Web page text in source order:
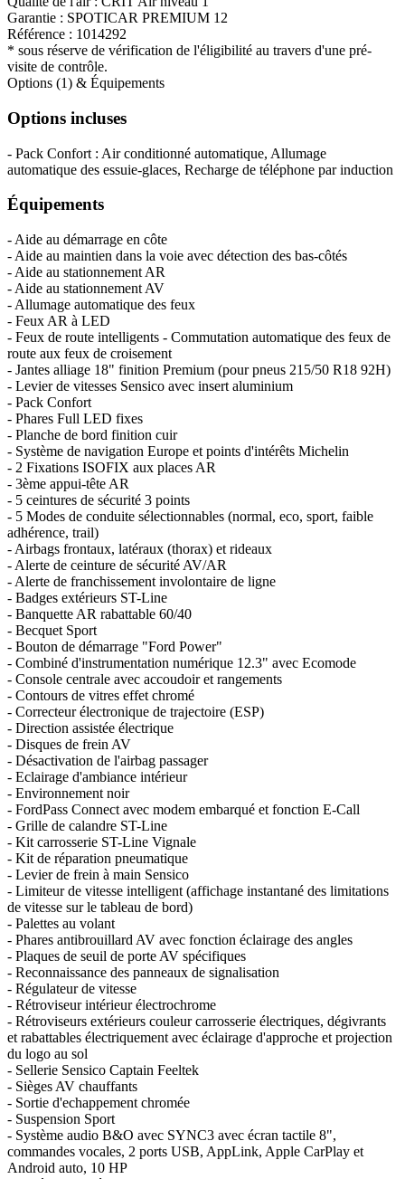
Garantie : SPOTICAR PREMIUM 12
Référence : 1014292
* sous réserve de vérification de l'éligibilité au travers d'une pré-
visite de contrôle.
Options (1) & Équipements
Options incluses
- Pack Confort : Air conditionné automatique, Allumage
automatique des essuie-glaces, Recharge de téléphone par induction
Équipements
- Aide au démarrage en côte
- Aide au maintien dans la voie avec détection des bas-côtés
- Aide au stationnement AR
- Aide au stationnement AV
- Allumage automatique des feux
- Feux AR à LED
- Feux de route intelligents - Commutation automatique des feux de
route aux feux de croisement
- Jantes alliage 18" finition Premium (pour pneus 215/50 R18 92H)
- Levier de vitesses Sensico avec insert aluminium
- Pack Confort
- Phares Full LED fixes
- Planche de bord finition cuir
- Système de navigation Europe et points d'intérêts Michelin
- 2 Fixations ISOFIX aux places AR
- 3ème appui-tête AR
- 5 ceintures de sécurité 3 points
- 5 Modes de conduite sélectionnables (normal, eco, sport, faible
adhérence, trail)
- Airbags frontaux, latéraux (thorax) et rideaux
- Alerte de ceinture de sécurité AV/AR
- Alerte de franchissement involontaire de ligne
- Badges extérieurs ST-Line
- Banquette AR rabattable 60/40
- Becquet Sport
- Bouton de démarrage "Ford Power"
- Combiné d'instrumentation numérique 12.3" avec Ecomode
- Console centrale avec accoudoir et rangements
- Contours de vitres effet chromé
- Correcteur électronique de trajectoire (ESP)
- Direction assistée électrique
- Disques de frein AV
- Désactivation de l'airbag passager
- Eclairage d'ambiance intérieur
- Environnement noir
- FordPass Connect avec modem embarqué et fonction E-Call
- Grille de calandre ST-Line
- Kit carrosserie ST-Line Vignale
- Kit de réparation pneumatique
- Levier de frein à main Sensico
- Limiteur de vitesse intelligent (affichage instantané des limitations
de vitesse sur le tableau de bord)
- Palettes au volant
- Phares antibrouillard AV avec fonction éclairage des angles
- Plaques de seuil de porte AV spécifiques
- Reconnaissance des panneaux de signalisation
- Régulateur de vitesse
- Rétroviseur intérieur électrochrome
- Rétroviseurs extérieurs couleur carrosserie électriques, dégivrants
et rabattables électriquement avec éclairage d'approche et projection
du logo au sol
- Sellerie Sensico Captain Feeltek
- Sièges AV chauffants
- Sortie d'echappement chromée
- Suspension Sport
- Système audio B&O avec SYNC3 avec écran tactile 8",
commandes vocales, 2 ports USB, AppLink, Apple CarPlay et
Android auto, 10 HP